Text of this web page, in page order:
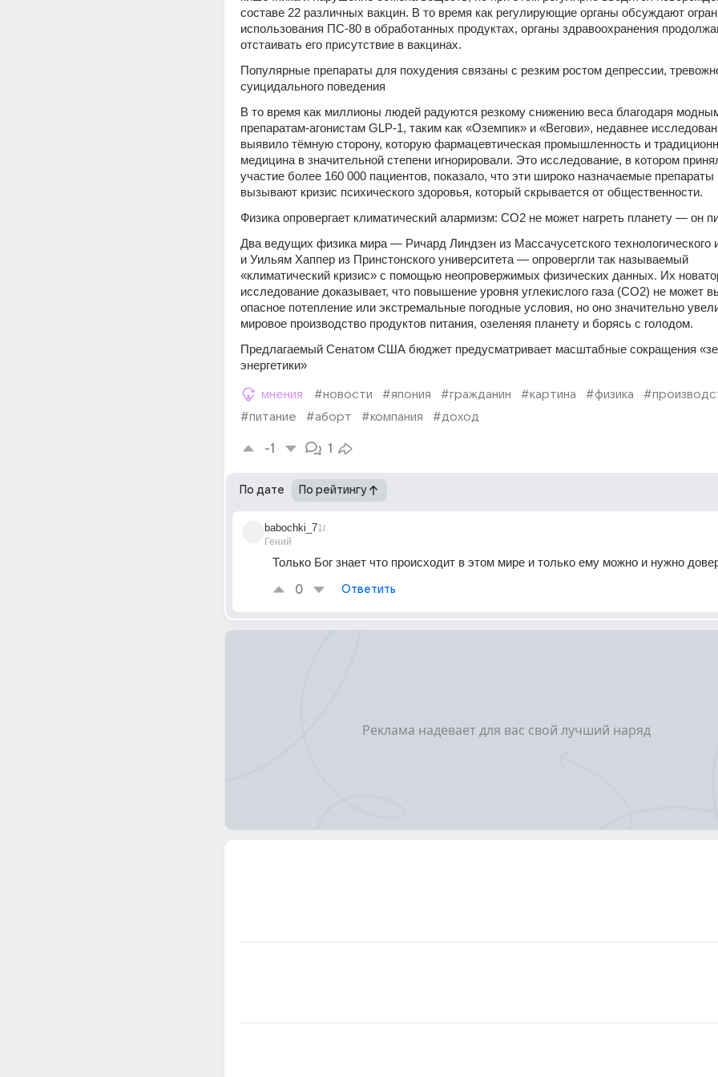
составе 22 различных вакцин. В то время как регулирующие органы обсуждают
использования ПС-80 в обработанных продуктах, органы здравоохранения
отстаивать его присутствие в вакцинах.
Популярные препараты для похудения связаны с резким ростом депрессии,
суицидального поведения
В то время как миллионы людей радуются резкому снижению веса благодаря
препаратам-агонистам GLP-1, таким как «Оземпик» и «Вегови», недавнее
выявило тёмную сторону, которую фармацевтическая промышленность и
медицина в значительной степени игнорировали. Это исследование, в котором
участие более 160 000 пациентов, показало, что эти широко назначаемые препараты
вызывают кризис психического здоровья, который скрывается от общественности.
Физика опровергает климатический алармизм: CO2 не может нагреть планету — он
Два ведущих физика мира — Ричард Линдзен из Массачусетского технологического
и Уильям Хаппер из Принстонского университета — опровергли так называемый
«климатический кризис» с помощью неопровержимых физических данных. Их
исследование доказывает, что повышение уровня углекислого газа (CO2) не может
опасное потепление или экстремальные погодные условия, но оно значительно
мировое производство продуктов питания, озеленяя планету и борясь с голодом.
Предлагаемый Сенатом США бюджет предусматривает масштабные сокращения
энергетики»
мнения #новости #япония #гражданин #картина #физика
#питание
#аборт #компания #доход
-1 1
По дате По рейтингу
babochki_7
Гений
1г
Только Бог знает что происходит в этом мире и только ему можно и нужно
0 Ответить